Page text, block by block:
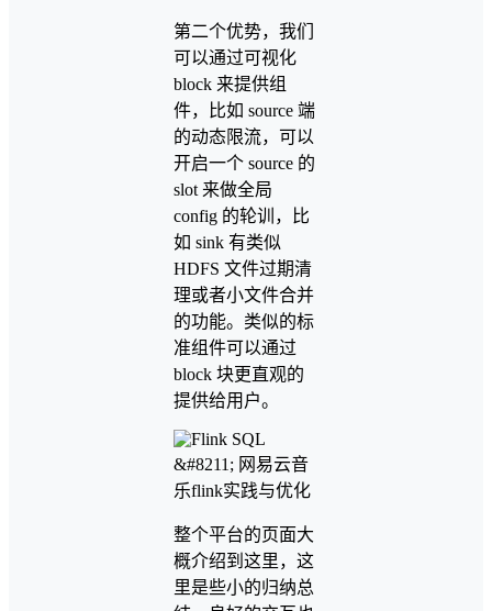
第二个优势，我们
可以通过可视化
block 来提供组
件，比如 source 端
的动态限流，可以
开启一个 source 的
slot 来做全局
config 的轮训，比
如 sink 有类似
HDFS 文件过期清
理或者小文件合并
的功能。类似的标
准组件可以通过
block 块更直观的
提供给用户。
整个平台的页面大
概介绍到这里，这
里是些小的归纳总